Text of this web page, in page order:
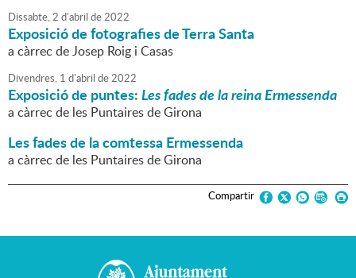
Dissabte,2 d'abril de2022
Exposició de fotografies de Terra Santa
a càrrec de Josep Roig i Casas
Divendres, 1 d'abril de2022
Exposició de puntes:Les fades de la reina Ermessenda
a càrrec de les Puntaires de Girona
Les fades de la comtessa Ermessenda
a càrrec de les Puntaires de Girona
Compartir